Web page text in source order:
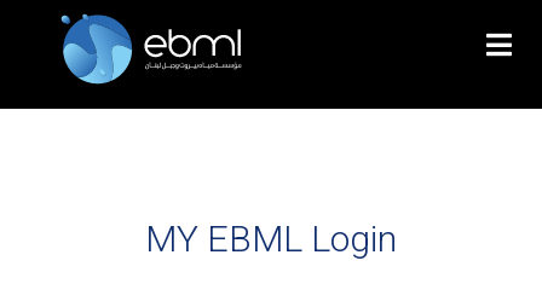
MY EBML Login